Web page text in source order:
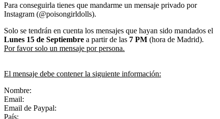
Para conseguirla tienes que mandarme un mensaje privado por
Instagram (@poisongirldolls).
Solo se tendrán en cuenta los mensajes que hayan sido mandados el
Lunes 15 de Septiembre a partir de las 7 PM (hora de Madrid).
Por favor solo un mensaje por persona.
El mensaje debe contener la siguiente información:
Nombre:
Email:
Email de Paypal:
País: